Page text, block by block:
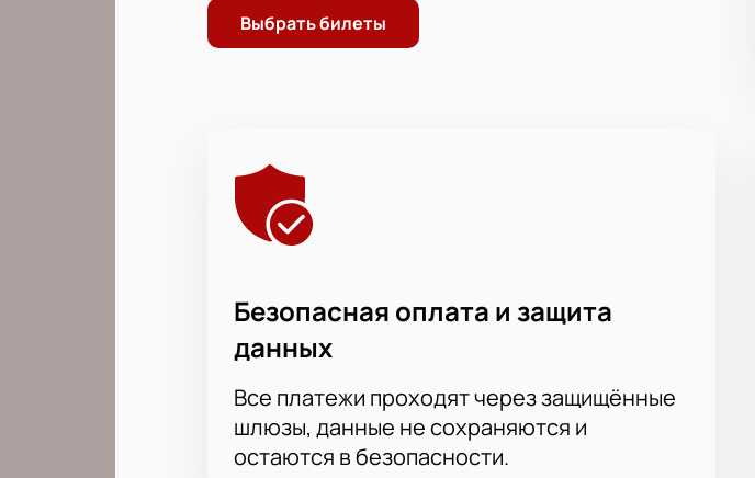
Выбрать билеты
Безопасная оплата и защита
данных
Все платежи проходят через защищённые
шлюзы, данные не сохраняются и
остаются в безопасности.